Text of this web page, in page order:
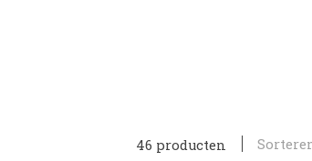
46 producten